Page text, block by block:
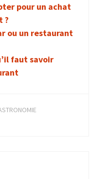
pour un achat
?
ou un restaurant
faut savoir